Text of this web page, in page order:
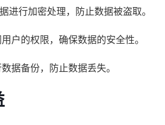
进行加密处理，防止数据被盗取。
户的权限，确保数据的安全性。
据备份，防止数据丢失。